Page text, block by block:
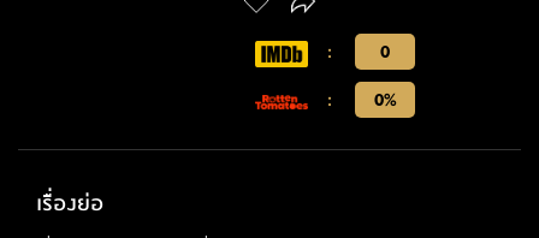
:
0
:
0%
เรื่องย่อ